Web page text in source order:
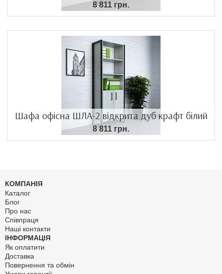
8 811 грн.
Шафа офісна ШЛА-2 відкрита дуб крафт білий
8 811 грн.
КОМПАНІЯ
Каталог
Блог
Про нас
Співпраця
Наші контакти
ІНФОРМАЦІЯ
Як оплатити
Доставка
Повернення та обмін